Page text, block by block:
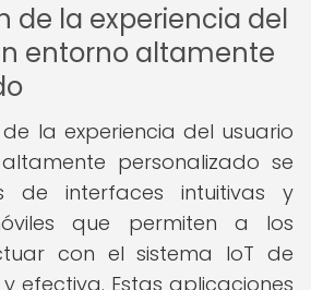
de la experiencia del
entorno altamente
la experiencia del usuario
personalizado se
de interfaces intuitivas y
que permiten a los
con el sistema IoT de
efectiva. Estas aplicaciones